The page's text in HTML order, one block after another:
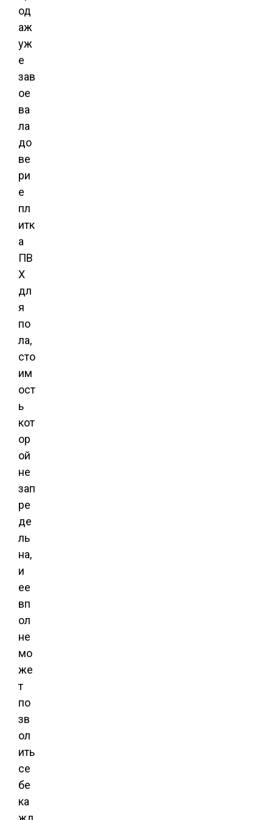
од
аж
уж
е
зав
ое
ва
ла
до
ве
ри
е
пл
итк
а
ПВ
Х
дл
я
по
ла,
сто
им
ост
ь
кот
ор
ой
не
зап
ре
де
ль
на,
и
ее
вп
ол
не
мо
же
т
по
зв
ол
ить
се
бе
ка